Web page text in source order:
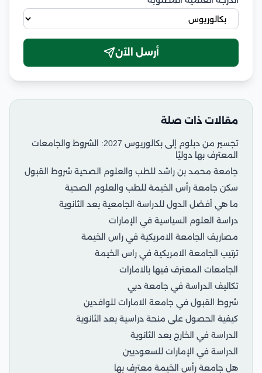
أرسل الآن
مقالات ذات صلة
تجسير من دبلوم إلى بكالوريوس 2027: الشروط والجامعات
المعترف بها دوليًا
جامعة محمد بن راشد للطب والعلوم الصحية شروط القبول
سكن جامعة رأس الخيمة للطب والعلوم الصحية
ما هي أفضل الدول للدراسة الجامعية بعد الثانوية
دراسة العلوم السياسية في الإمارات
مصاريف الجامعة الامريكية في راس الخيمة
ترتيب الجامعة الامريكية في راس الخيمة
الجامعات المعترف فيها بالامارات
تكاليف الدراسة في جامعة دبي
شروط القبول في جامعة الامارات للوافدين
كيفية الحصول على منحة دراسية بعد الثانوية
الدراسة في الخارج بعد الثانوية
الدراسة في الإمارات للسعوديين
هل جامعة رأس الخيمة معترف بها